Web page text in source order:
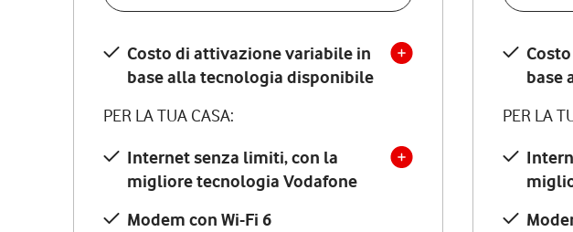
Costo di attivazione variabile in
base alla tecnologia disponibile
PER LA TUA CASA:
Internet senza limiti, con la
migliore tecnologia Vodafone
Modem con Wi-Fi 6
base
PER LA